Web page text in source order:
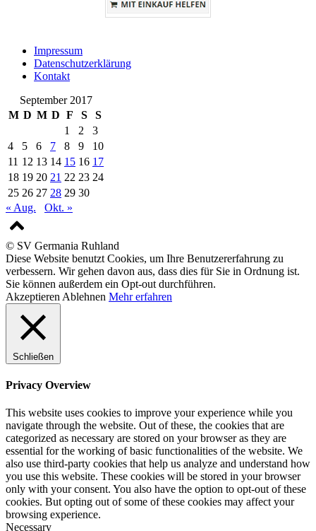
Impressum
Datenschutzerklärung
Kontakt
September 2017
M D M D F S
S
1
2
3
4
5 6 7 8 9
10
11 12 13 14 15 16 17
18 19 20 21 22 23 24
25 26 27 28 29 30
« Aug.
Okt. »
© SV Germania Ruhland
Diese Website benutzt Cookies, um Ihre Benutzererfahrung zu
verbessern. Wir gehen davon aus, dass dies für Sie in Ordnung ist.
Sie können außerdem ein Opt-out durchführen.
Akzeptieren Ablehnen Mehr erfahren
Schließen
Privacy Overview
This website uses cookies to improve your experience while you
navigate through the website. Out of these, the cookies that are
categorized as necessary are stored on your browser as they are
essential for the working of basic functionalities of the website. We
also use third-party cookies that help us analyze and understand how
you use this website. These cookies will be stored in your browser
only with your consent. You also have the option to opt-out of these
cookies. But opting out of some of these cookies may affect your
browsing experience.
Necessary